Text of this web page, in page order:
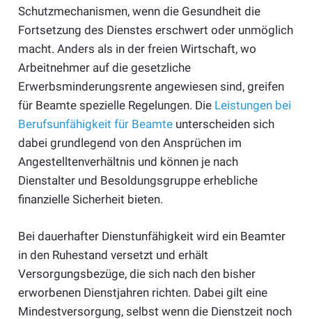
Schutzmechanismen, wenn die Gesundheit die
Fortsetzung des Dienstes erschwert oder unmöglich
macht. Anders als in der freien Wirtschaft, wo
Arbeitnehmer auf die gesetzliche
Erwerbsminderungsrente angewiesen sind, greifen
für Beamte spezielle Regelungen. Die Leistungen bei
Berufsunfähigkeit für Beamteunterscheiden sich
dabei grundlegend von den Ansprüchen im
Angestelltenverhältnis und können je nach
Dienstalter und Besoldungsgruppe erhebliche
finanzielle Sicherheit bieten.
Bei dauerhafter Dienstunfähigkeit wird ein Beamter
in den Ruhestand versetzt und erhält
Versorgungsbezüge, die sich nach den bisher
erworbenen Dienstjahren richten. Dabei gilt eine
Mindestversorgung, selbst wenn die Dienstzeit noch